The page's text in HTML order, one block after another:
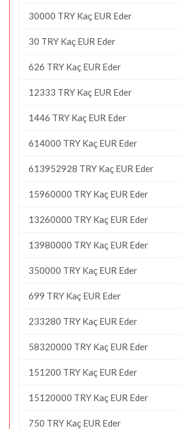
30000 TRY Kaç EUR Eder
30 TRY Kaç EUR Eder
626 TRY Kaç EUR Eder
12333 TRY Kaç EUR Eder
1446 TRY Kaç EUR Eder
614000 TRY Kaç EUR Eder
613952928 TRY Kaç EUR Eder
15960000 TRY Kaç EUR Eder
13260000 TRY Kaç EUR Eder
13980000 TRY Kaç EUR Eder
350000 TRY Kaç EUR Eder
699 TRY Kaç EUR Eder
233280 TRY Kaç EUR Eder
58320000 TRY Kaç EUR Eder
151200 TRY Kaç EUR Eder
15120000 TRY Kaç EUR Eder
750 TRY Kaç EUR Eder